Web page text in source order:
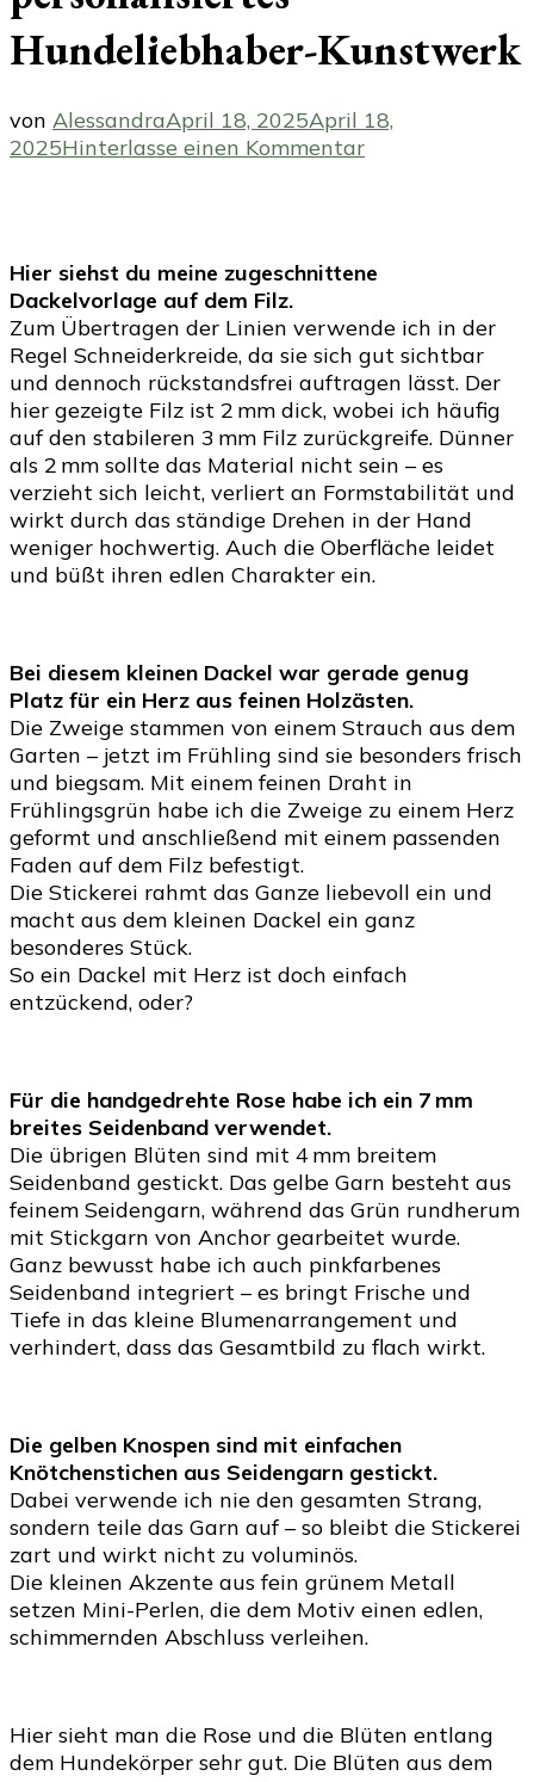
Hundeliebhaber-Kunstwerk
von AlessandraApril 18, 2025April 18,
2025Hinterlasse einen Kommentarzu
Anleitung
ein
personalisiertes
Kunstwerk
Hier siehst du meine zugeschnittene
Dackelvorlage auf dem Filz.
Zum Übertragen der Linien verwende ich in der
Regel Schneiderkreide, da sie sich gut sichtbar
und dennoch rückstandsfrei auftragen lässt. Der
hier gezeigte Filz ist 2 mm dick, wobei ich häufig
auf den stabileren 3 mm Filz zurückgreife. Dünner
als 2 mm sollte das Material nicht sein – es
verzieht sich leicht, verliert an Formstabilität und
wirkt durch das ständige Drehen in der Hand
weniger hochwertig. Auch die Oberfläche leidet
und büßt ihren edlen Charakter ein.
Bei diesem kleinen Dackel war gerade genug
Platz für ein Herz aus feinen Holzästen.
Die Zweige stammen von einem Strauch aus dem
Garten – jetzt im Frühling sind sie besonders frisch
und biegsam. Mit einem feinen Draht in
Frühlingsgrün habe ich die Zweige zu einem Herz
geformt und anschließend mit einem passenden
Faden auf dem Filz befestigt.
Die Stickerei rahmt das Ganze liebevoll ein und
macht aus dem kleinen Dackel ein ganz
besonderes Stück.
So ein Dackel mit Herz ist doch einfach
entzückend, oder?
Für die handgedrehte Rose habe ich ein 7 mm
breites Seidenband verwendet.
Die übrigen Blüten sind mit 4 mm breitem
Seidenband gestickt. Das gelbe Garn besteht aus
feinem Seidengarn, während das Grün rundherum
mit Stickgarn von Anchor gearbeitet wurde.
Ganz bewusst habe ich auch pinkfarbenes
Seidenband integriert – es bringt Frische und
Tiefe in das kleine Blumenarrangement und
verhindert, dass das Gesamtbild zu flach wirkt.
Die gelben Knospen sind mit einfachen
Knötchenstichen aus Seidengarn gestickt.
Dabei verwende ich nie den gesamten Strang,
sondern teile das Garn auf – so bleibt die Stickerei
zart und wirkt nicht zu voluminös.
Die kleinen Akzente aus fein grünem Metall
setzen Mini-Perlen, die dem Motiv einen edlen,
schimmernden Abschluss verleihen.
Hier sieht man die Rose und die Blüten entlang
dem Hundekörper sehr gut. Die Blüten aus dem